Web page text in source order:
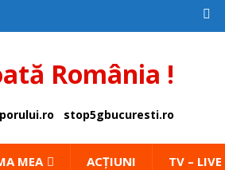
România !
stop5gbucuresti.ro
MEA ACȚIUNI TV – LIVE